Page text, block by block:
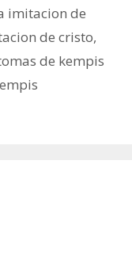
imitacion de
de cristo,
de kempis